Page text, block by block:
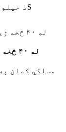
له ۴۰ څخه زیات د څیړنې او پراختیا مسلکي کسان